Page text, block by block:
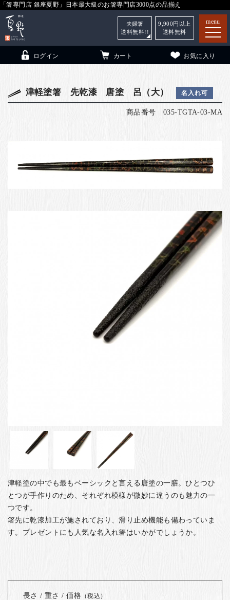
「箸専門店 銀座夏野」日本最大級のお箸専門店3000点の品揃え
menu
ログイン カート お気に入り
夫婦箸
送料無料!!
9,900 円以上
送料無料
津軽塗箸 先乾漆 唐塗 呂（大） 名入れ可
商品番号 035-TGTA-03-MA
津軽塗の中でも最もベーシックと言える唐塗の一膳。ひとつひ
とつが手作りのため、それぞれ模様が微妙に違うのも魅力の一
つです。
箸先に乾漆加工が施されており、滑り止め機能も備わっていま
す。 プレゼントにも人気な名入れ箸はいかがでしょうか。
長さ / 重さ / 価格 （税込）